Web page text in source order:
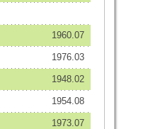
1960.07
1976.03
1948.02
1954.08
1973.07